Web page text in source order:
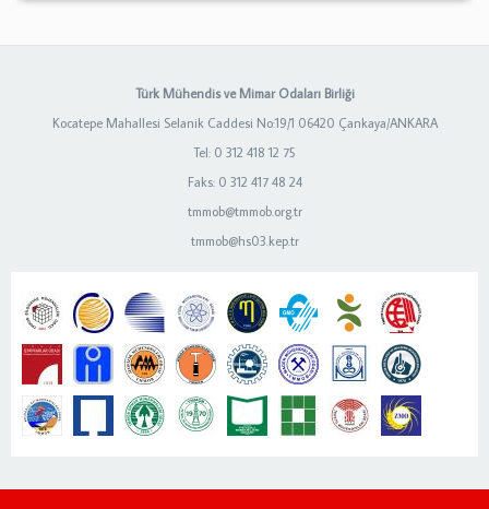
Türk Mühendis ve Mimar Odaları Birliği
Kocatepe Mahallesi Selanik Caddesi No:19/1 06420 Çankaya/ANKARA
Tel: 0 312 418 12 75
Faks: 0 312 417 48 24
tmmob@tmmob.org.tr
tmmob@hs03.kep.tr